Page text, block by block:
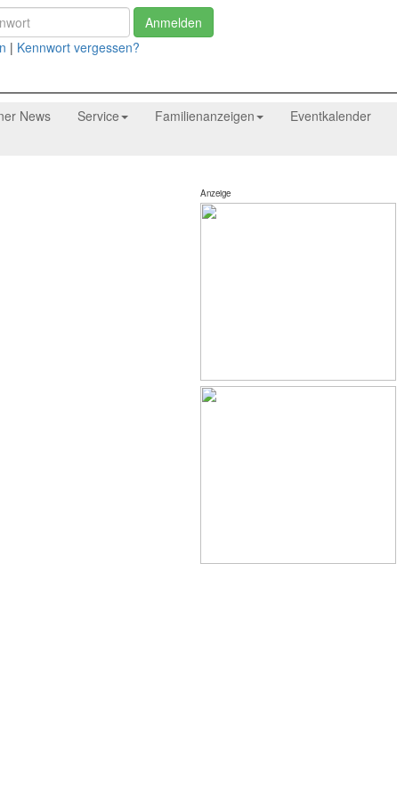
Anmelden
| Kennwort vergessen?
News Service Familienanzeigen
Eventkalender
Anzeige